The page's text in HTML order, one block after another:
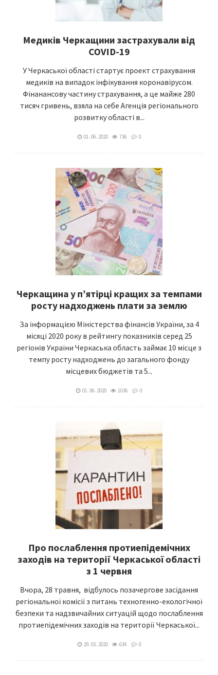
Медиків Черкащини застрахували від
COVID-19
У Черкаської області стартує проект страхування
медиків на випадок інфікування коронавірусом.
Фінанансову частину страхування, а це майже 280
тисяч гривень, взяла на себе Агенція регіонального
розвитку області в...
01. 06. 2020 736 0
Черкащина у п’ятірці кращих за темпами
росту надходжень плати за землю
За інформацією Міністерства фінансів України, за 4
місяці 2020 року в рейтингу показників серед 25
регіонів України Черкаська область займає 10 місце з
темпу росту надходжень до загального фонду
місцевих бюджетів та 5...
01. 06. 2020 1036 0
Про послаблення протиепідемічних
заходів на території Черкаської області
з 1 червня
Вчора, 28 травня, відбулось позачергове засідання
регіональної комісії з питань техногенно-екологічної
безпеки та надзвичайних ситуацій щодо послаблення
протиепідемічних заходів на території Черкаської...
29. 05. 2020 634 0